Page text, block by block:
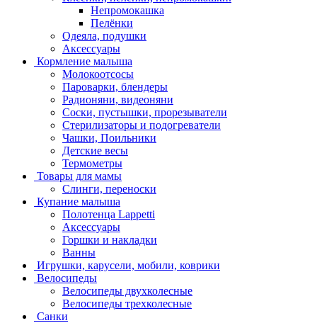
Непромокашка
Пелёнки
Одеяла, подушки
Аксессуары
Кормление малыша
Молокоотсосы
Пароварки, блендеры
Радионяни, видеоняни
Соски, пустышки, прорезыватели
Стерилизаторы и подогреватели
Чашки, Поильники
Детские весы
Термометры
Товары для мамы
Слинги, переноски
Купание малыша
Полотенца Lappetti
Аксессуары
Горшки и накладки
Ванны
Игрушки, карусели, мобили, коврики
Велосипеды
Велосипеды двухколесные
Велосипеды трехколесные
Санки